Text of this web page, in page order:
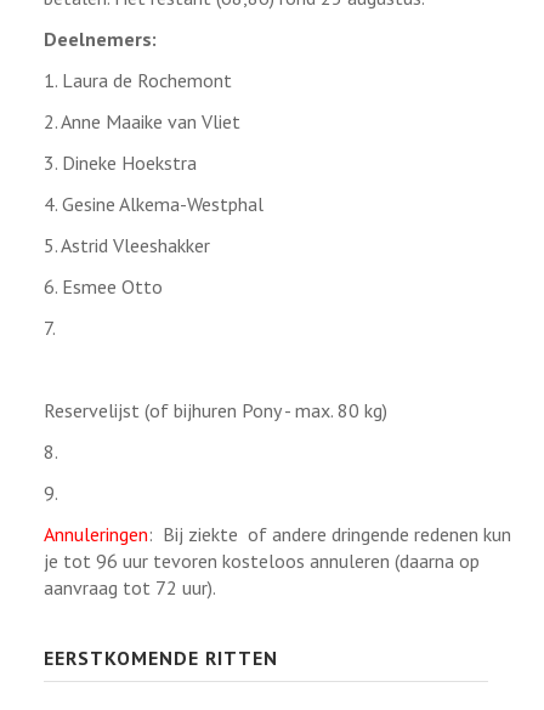
Deelnemers:
1. Laura de Rochemont
2. Anne Maaike van Vliet
3. Dineke Hoekstra
4. Gesine Alkema-Westphal
5. Astrid Vleeshakker
6. Esmee Otto
7.
Reservelijst (of bijhuren Pony - max. 80 kg)
8.
9.
Annuleringen: Bij ziekte of andere dringende redenen kun
je tot 96 uur tevoren kosteloos annuleren (daarna op
aanvraag tot 72 uur).
EERSTKOMENDE RITTEN